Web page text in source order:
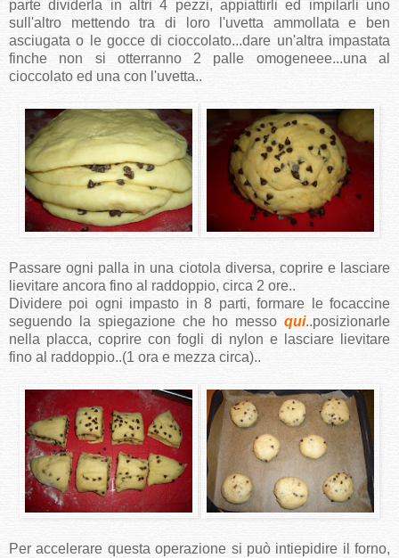
parte dividerla in altri 4 pezzi, appiattirli ed impilarli uno
sull'altro mettendo tra di loro l'uvetta ammollata e ben
asciugata o le gocce di cioccolato...dare un'altra impastata
finche non si otterranno 2 palle omogeneee...una al
cioccolato ed una con l'uvetta..
Passare ogni palla in una ciotola diversa, coprire e lasciare
lievitare ancora fino al raddoppio, circa 2 ore..
Dividere poi ogni impasto in 8 parti, formare le focaccine
seguendo la spiegazione che ho messo qui..posizionarle
nella placca, coprire con fogli di nylon e lasciare lievitare
fino al raddoppio..(1 ora e mezza circa)..
Per accelerare questa operazione si può intiepidire il forno,